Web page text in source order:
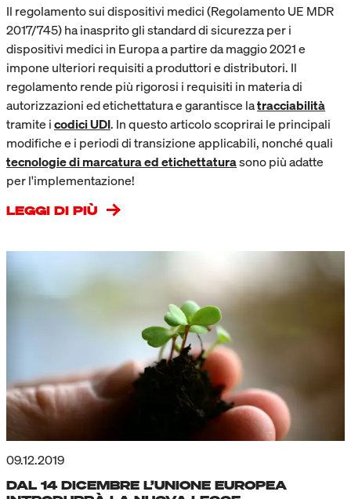
Il regolamento sui dispositivi medici (Regolamento UE MDR
2017/745) ha inasprito gli standard di sicurezza per i
dispositivi medici in Europa a partire da maggio 2021 e
impone ulteriori requisiti a produttori e distributori. Il
regolamento rende più rigorosi i requisiti in materia di
autorizzazioni ed etichettatura e garantisce latracciabilità
tramite icodici UDI. In questo articolo scoprirai le principali
modifiche e i periodi di transizione applicabili, nonché quali
tecnologie di marcatura ed etichettaturasono più adatte
per l'implementazione!
LEGGI DI PIÙ
09.12.2019
DAL 14 DICEMBRE L’UNIONE EUROPEA